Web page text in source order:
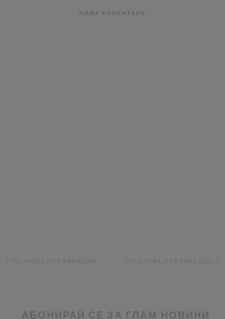
НЯМА КОМЕНТАРИ
АБОНИРАЙ СЕ ЗА ГЛАМ НОВИНИ